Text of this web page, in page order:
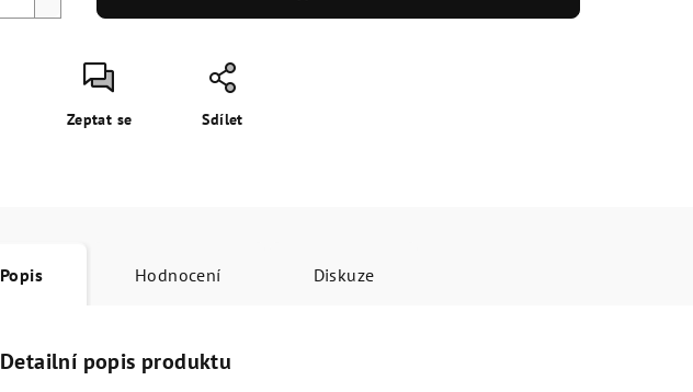
Zeptat se Sdílet
Popis Hodnocení Diskuze
Detailní popis produktu